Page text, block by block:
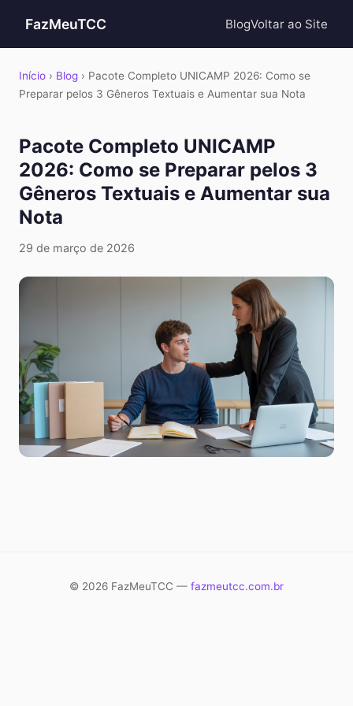
FazMeuTCC BlogVoltar ao Site
Início › Blog › Pacote Completo UNICAMP 2026: Como se
Preparar pelos 3 Gêneros Textuais e Aumentar sua Nota
Pacote Completo UNICAMP
2026: Como se Preparar pelos 3
Gêneros Textuais e Aumentar sua
Nota
29 de março de 2026
© 2026 FazMeuTCC — fazmeutcc.com.br